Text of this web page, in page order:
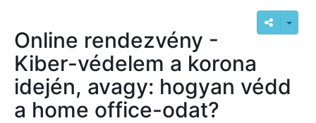
Online rendezvény -
Kiber-védelem a korona
idején, avagy: hogyan védd
a home office-odat?